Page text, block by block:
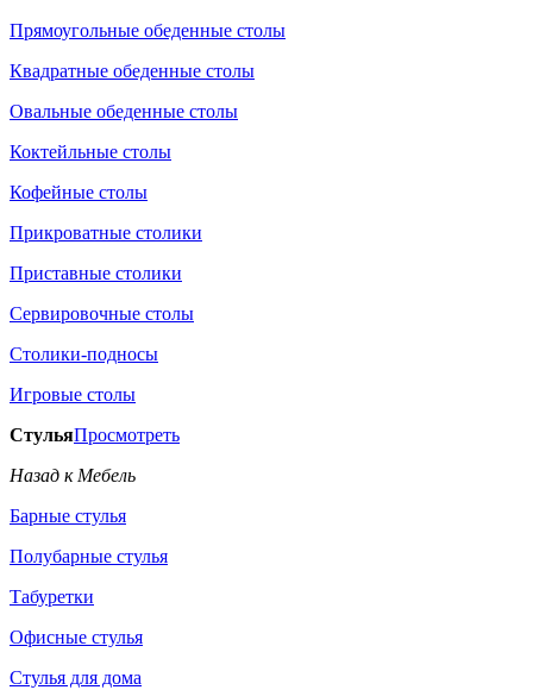
Прямоугольные обеденные столы
Квадратные обеденные столы
Овальные обеденные столы
Коктейльные столы
Кофейные столы
Прикроватные столики
Приставные столики
Сервировочные столы
Столики-подносы
Игровые столы
СтульяПросмотреть
Назад к Мебель
Барные стулья
Полубарные стулья
Табуретки
Офисные стулья
Стулья для дома